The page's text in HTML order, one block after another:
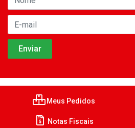
Meus Pedidos
Notas Fiscais